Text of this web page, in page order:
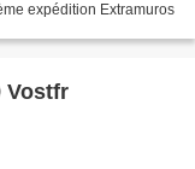
expédition Extramuros
Vostfr